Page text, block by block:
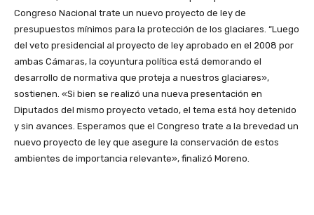
Congreso Nacional trate un nuevo proyecto de ley de
presupuestos mínimos para la protección de los glaciares. “Luego
del veto presidencial al proyecto de ley aprobado en el 2008 por
ambas Cámaras, la coyuntura política está demorando el
desarrollo de normativa que proteja a nuestros glaciares»,
sostienen. «Si bien se realizó una nueva presentación en
Diputados del mismo proyecto vetado, el tema está hoy detenido
y sin avances. Esperamos que el Congreso trate a la brevedad un
nuevo proyecto de ley que asegure la conservación de estos
ambientes de importancia relevante», finalizó Moreno.